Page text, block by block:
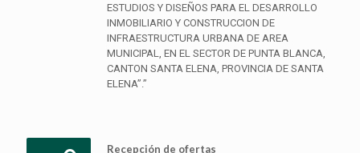
ESTUDIOS Y DISEÑOS PARA EL DESARROLLO
INMOBILIARIO Y CONSTRUCCION DE
INFRAESTRUCTURA URBANA DE AREA
MUNICIPAL, EN EL SECTOR DE PUNTA BLANCA,
CANTON SANTA ELENA, PROVINCIA DE SANTA
ELENA”.”
Recepción de ofertas